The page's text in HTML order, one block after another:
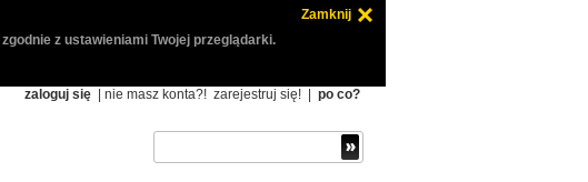
Zamknij
z ustawieniami Twojej przeglądarki.
zaloguj się | nie masz konta?! zarejestruj się! po co?